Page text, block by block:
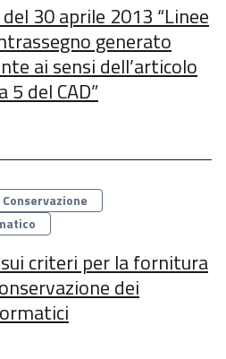
30 aprile 2013 “Linee
generato
ai sensi dell’articolo
del CAD”
criteri per la fornitura
dei
Conservazione